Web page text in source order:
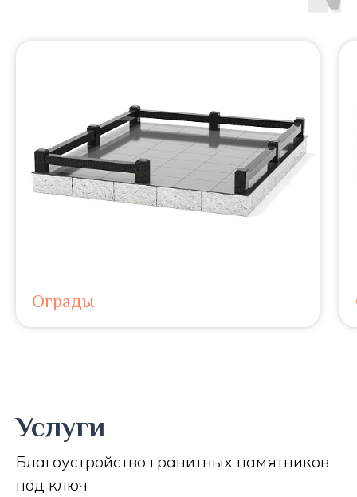
Ограды
Услуги
Благоустройство гранитных памятников
под ключ